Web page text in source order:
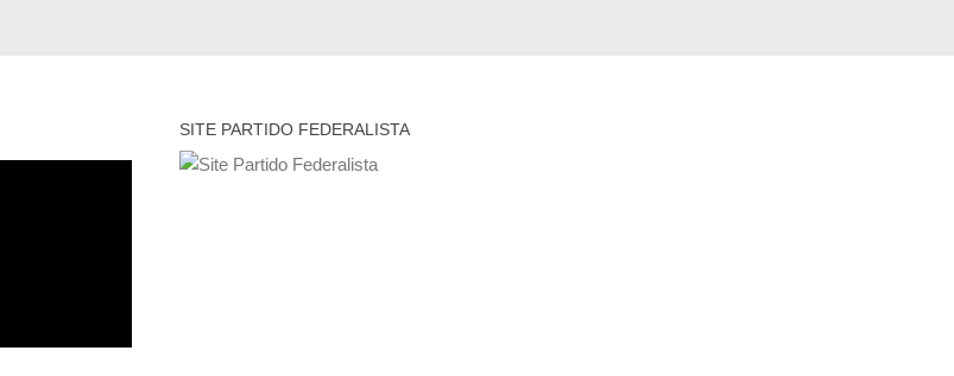
SITE PARTIDO FEDERALISTA